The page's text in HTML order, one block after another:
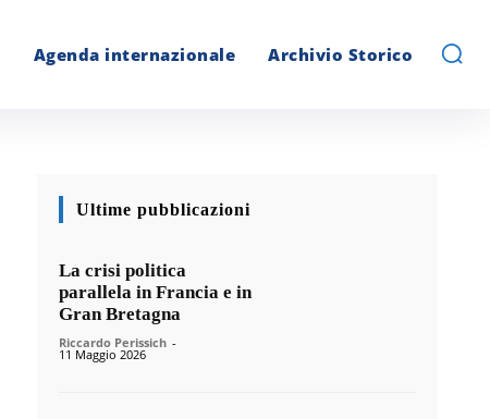
Agenda internazionale Archivio Storico
Ultime pubblicazioni
La crisi politica
parallela in Francia e in
Gran Bretagna
Riccardo Perissich -
11 Maggio 2026